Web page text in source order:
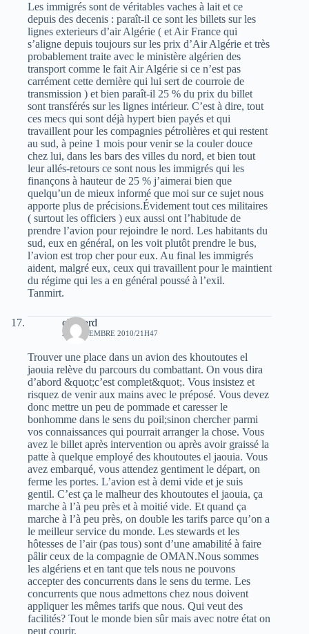
Les immigrés sont de véritables vaches à lait et ce
depuis des decenis : paraît-il ce sont les billets sur les
lignes exterieurs d’air Algérie ( et Air France qui
s’aligne depuis toujours sur les prix d’Air Algérie et très
probablement traite avec le ministère algérien des
transport comme le fait Air Algérie si ce n’est pas
carrément cette dernière qui lui sert de courroie de
transmission ) et bien paraît-il 25 % du prix du billet
sont transférés sur les lignes intérieur. C’est à dire, tout
ces mecs qui sont déjà hypert bien payés et qui
travaillent pour les compagnies pétrolières et qui restent
au sud, à peine 1 mois pour venir se la couler douce
chez lui, dans les bars des villes du nord, et bien tout
leur allés-retours ce sont nous les immigrés qui les
finançons à hauteur de 25 % j’aimerai bien que
quelqu’un de mieux informé que moi sur ce sujet nous
apporte plus de précisions.Évidement tout ces militaires
( surtout les officiers ) eux aussi ont l’habitude de
prendre l’avion pour rejoindre le nord. Les habitants du
sud, eux en général, on les voit plutôt prendre le bus,
l’avion est trop cher pour eux. Au final les immigrés
aident, malgré eux, ceux qui travaillent pour le maintient
du régime qui les a en général poussé à l’exil.
Tanmirt.
chabord
24 NOVEMBRE 2010/21H47
Trouver une place dans un avion des khoutoutes el
jaouia relève du parcours du combattant. On vous dira
d’abord &quot;c’est complet&quot;. Vous insistez et
risquez de venir aux mains avec le préposé. Vous devez
donc mettre un peu de pommade et caresser le
bonhomme dans le sens du poil;sinon chercher parmi
vos connaissances qui pourrait arranger la chose. Vous
avez le billet après intervention ou après avoir graissé la
patte à quelque employé des khoutoutes el jaouia. Vous
avez embarqué, vous attendez gentiment le départ, on
ferme les portes. L’avion est à demi vide et je suis
gentil. C’est ça le malheur des khoutoutes el jaouia, ça
marche à l’à peu près et à moitié vide. Et quand ça
marche à l’à peu près, on double les tarifs parce qu’on a
le meilleur service du monde. Les stewards et les
hôtesses de l’air (pas tous) sont d’une amabilité à faire
pâlir ceux de la compagnie de OMAN.Nous sommes
les algériens et en tant que tels nous ne pouvons
accepter des concurrents dans le sens du terme. Les
concurrents que nous admettons chez nous doivent
appliquer les mêmes tarifs que nous. Qui veut des
facilités? Tout le monde bien sûr mais avec notre état on
peut courir.